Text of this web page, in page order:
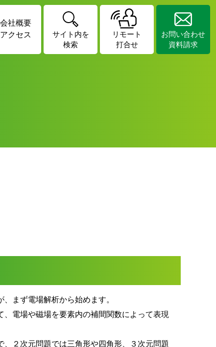
会社概要
アクセス
サイト内を
検索
リモート
打合せ
お問い合わせ
資料請求
まず電場解析から始めます。
電場や磁場を要素内の補間関数によって表現
２次元問題では三角形や四角形、３次元問題